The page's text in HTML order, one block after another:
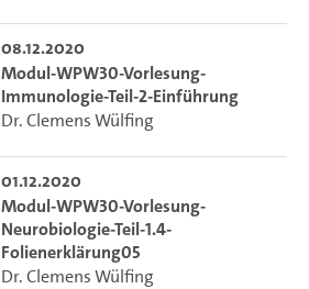
08.12.2020
Modul-WPW30-Vorlesung-
Immunologie-Teil-2-Einführung
Dr. Clemens Wülfing
01.12.2020
Modul-WPW30-Vorlesung-
Neurobiologie-Teil-1.4-
Folienerklärung05
Dr. Clemens Wülfing